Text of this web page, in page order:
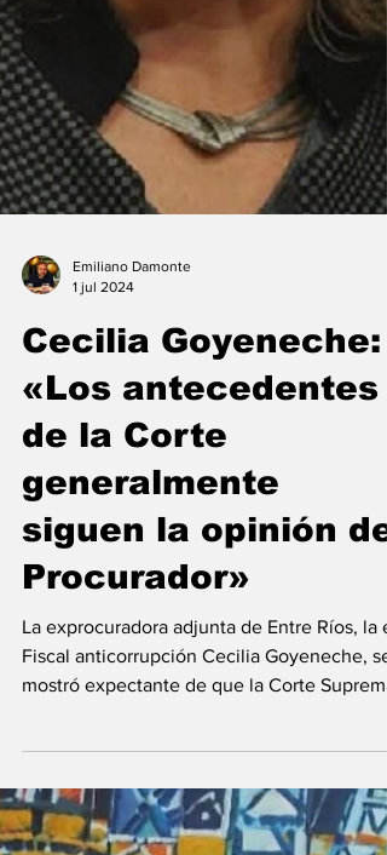
Emiliano Damonte
1 jul 2024
Cecilia Goyeneche:
«Los antecedentes
generalmente
siguen la opinión del